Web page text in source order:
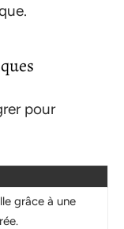
pour
grâce à une